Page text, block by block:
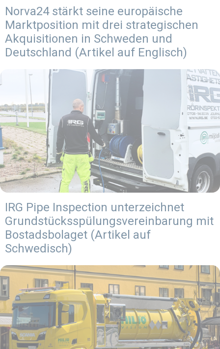
Norva24 stärkt seine europäische
Marktposition mit drei strategischen
Akquisitionen in Schweden und
Deutschland (Artikel auf Englisch)
IRG Pipe Inspection unterzeichnet
Grundstücksspülungsvereinbarung mit
Bostadsbolaget (Artikel auf
Schwedisch)